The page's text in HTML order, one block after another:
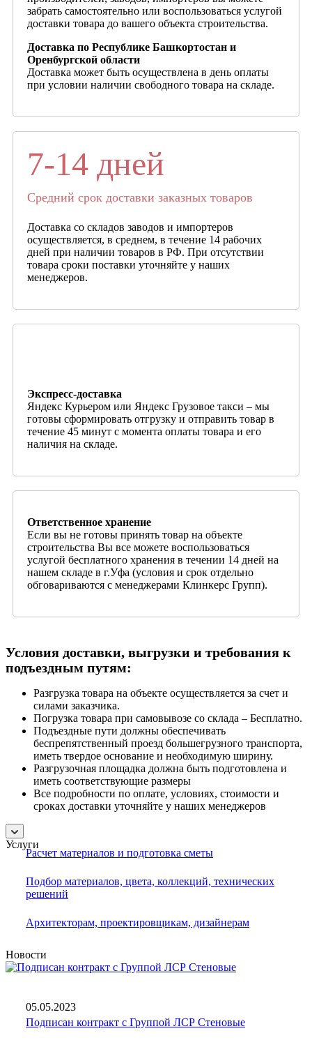
забрать самостоятельно или воспользоваться услугой
доставки товара до вашего объекта строительства.
Доставка по Республике Башкортостан и
Оренбургской области
Доставка может быть осуществлена в день оплаты
при условии наличии свободного товара на складе.
7-14 дней
Средний срок доставки заказных товаров
Доставка со складов заводов и импортеров
осуществляется, в среднем, в течение 14 рабочих
дней при наличии товаров в РФ. При отсутствии
товара сроки поставки уточняйте у наших
менеджеров.
Экспресс-доставка
Яндекс Курьером или Яндекс Грузовое такси – мы
готовы сформировать отгрузку и отправить товар в
течение 45 минут с момента оплаты товара и его
наличия на складе.
Ответственное хранение
Если вы не готовы принять товар на объекте
строительства Вы все можете воспользоваться
услугой бесплатного хранения в течении 14 дней на
нашем складе в г.Уфа (условия и срок отдельно
обговариваются с менеджерами Клинкерс Групп).
Условия доставки, выгрузки и требования к
подъездным путям:
Разгрузка товара на объекте осуществляется за счет и
силами заказчика.
Погрузка товара при самовывозе со склада – Бесплатно.
Подъездные пути должны обеспечивать
беспрепятственный проезд большегрузного транспорта,
иметь твердое основание и необходимую ширину.
Разгрузочная площадка должна быть подготовлена и
иметь соответствующие размеры
Все подробности по оплате, условиях, стоимости и
сроках доставки уточняйте у наших менеджеров
Услуги
Расчет материалов и подготовка сметы
Подбор материалов, цвета, коллекций, технических
решений
Архитекторам, проектировщикам, дизайнерам
Новости
05.05.2023
Подписан контракт с Группой ЛСР Стеновые